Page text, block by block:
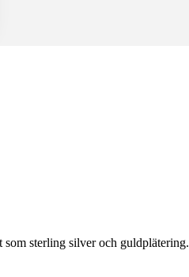
sterling silver och guldplätering.